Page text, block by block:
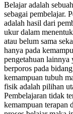
Belajar adalah
sebagai pembelajar.
adalah hasil dari
ukur dalam
atau belum sama
hanya pada
pengetahuan lainnya
berporos pada
kemampuan tubuh
fisik adalah pilihan
Pembelajaran tidak
kemampuan terapan